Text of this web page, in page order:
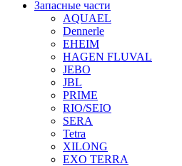
Запасные части
AQUAEL
Dennerle
EHEIM
HAGEN FLUVAL
JEBO
JBL
PRIME
RIO/SEIO
SERA
Tetra
XILONG
EXO TERRA